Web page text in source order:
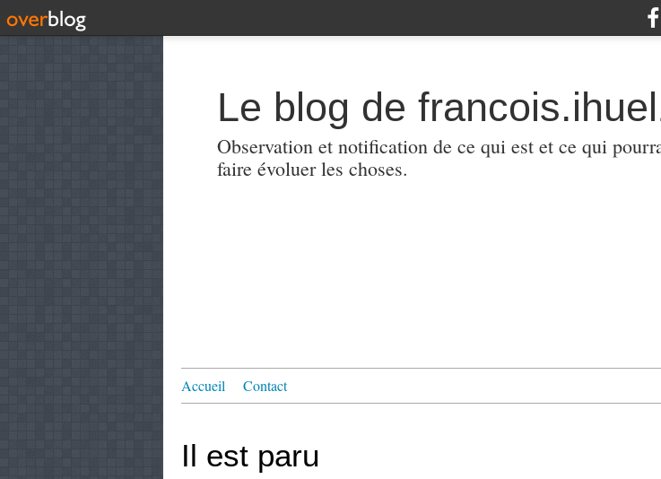
Le blog de
Observation et notification de ce qui est et ce qui
faire évoluer les choses.
Accueil Contact
Il est paru